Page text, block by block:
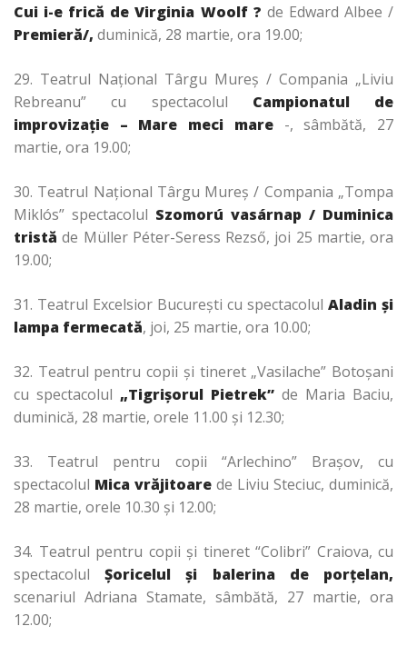
Cui i-e frică de Virginia Woolf ? de Edward Albee /
Premieră/, duminică, 28 martie, ora 19.00;
29. Teatrul Naţional Târgu Mureş / Compania „Liviu
Rebreanu” cu spectacolul Campionatul de
improvizaţie – Mare meci mare-, sâmbătă, 27
martie, ora 19.00;
30. Teatrul Naţional Târgu Mureş / Compania „Tompa
Miklós” spectacolul Szomorú vasárnap / Duminica
tristă de Müller Péter-Seress Rezső, joi 25 martie, ora
19.00;
31. Teatrul Excelsior Bucureşti cu spectacolul Aladin şi
lampa fermecată, joi, 25 martie, ora 10.00;
32. Teatrul pentru copii şi tineret „Vasilache” Botoşani
cu spectacolul „Tigrişorul Pietrek” de Maria Baciu,
duminică, 28 martie, orele 11.00 şi 12.30;
33. Teatrul pentru copii “Arlechino” Braşov, cu
spectacolul Mica vrăjitoare de Liviu Steciuc, duminică,
28 martie, orele 10.30 şi 12.00;
34. Teatrul pentru copii şi tineret “Colibri” Craiova, cu
spectacolulŞoricelul şi balerina de porţelan,
scenariul Adriana Stamate, sâmbătă, 27 martie, ora
12.00;